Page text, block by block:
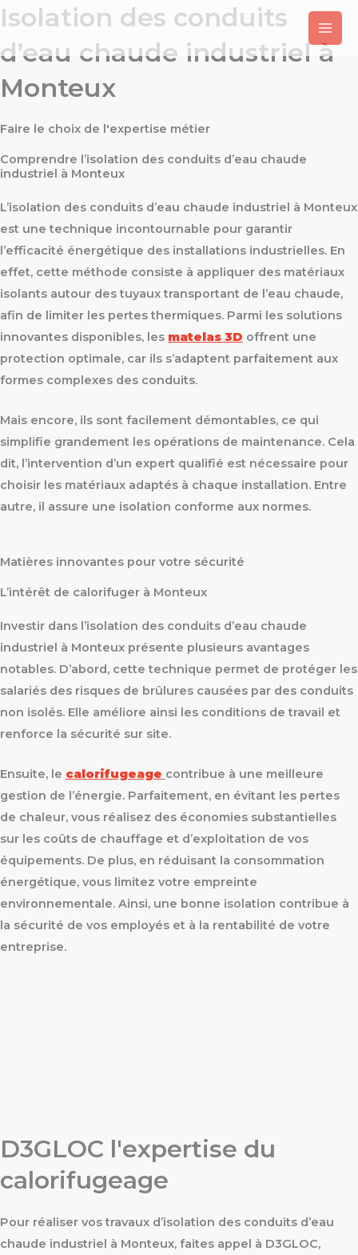
Aller
au
contenu
Isolation des conduits
d’eau chaude industriel à
Monteux
Faire le choix de l'expertise métier
Comprendre l’isolation des conduits d’eau chaude
industriel à Monteux
L’isolation des conduits d’eau chaude industriel à Monteux
est une technique incontournable pour garantir
l’efficacité énergétique des installations industrielles. En
effet, cette méthode consiste à appliquer des matériaux
isolants autour des tuyaux transportant de l’eau chaude,
afin de limiter les pertes thermiques. Parmi les solutions
innovantes disponibles, les matelas 3D offrent une
protection optimale, car ils s’adaptent parfaitement aux
formes complexes des conduits.
Mais encore, ils sont facilement démontables, ce qui
simplifie grandement les opérations de maintenance. Cela
dit, l’intervention d’un expert qualifié est nécessaire pour
choisir les matériaux adaptés à chaque installation. Entre
autre, il assure une isolation conforme aux normes.
Matières innovantes pour votre sécurité
L’intérêt de calorifuger à Monteux
Investir dans l’isolation des conduits d’eau chaude
industriel à Monteux présente plusieurs avantages
notables. D’abord, cette technique permet de protéger les
salariés des risques de brûlures causées par des conduits
non isolés. Elle améliore ainsi les conditions de travail et
renforce la sécurité sur site.
Ensuite, le calorifugeage contribue à une meilleure
gestion de l’énergie. Parfaitement, en évitant les pertes
de chaleur, vous réalisez des économies substantielles
sur les coûts de chauffage et d’exploitation de vos
équipements. De plus, en réduisant la consommation
énergétique, vous limitez votre empreinte
environnementale. Ainsi, une bonne isolation contribue à
la sécurité de vos employés et à la rentabilité de votre
entreprise.
D3GLOC l'expertise du
calorifugeage
Pour réaliser vos travaux d’isolation des conduits d’eau
chaude industriel à Monteux, faites appel à D3GLOC,